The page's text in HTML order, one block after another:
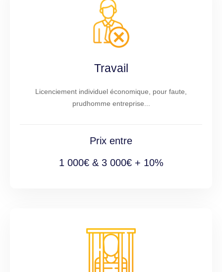
Travail
Licenciement individuel économique, pour faute,
prudhomme entreprise...
Prix entre
1 000€ & 3 000€ + 10%